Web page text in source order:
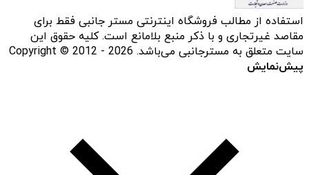
استفاده از مطالب فروشگاه اینترنتی مستر جانبی فقط برای
مقاصد غیرتجاری و با ذکر منبع بلامانع است. کلیه حقوق این
سایت متعلق به مسترجانبی می‌باشد. Copyright © 2012 - 2026
پیش‌نمایش